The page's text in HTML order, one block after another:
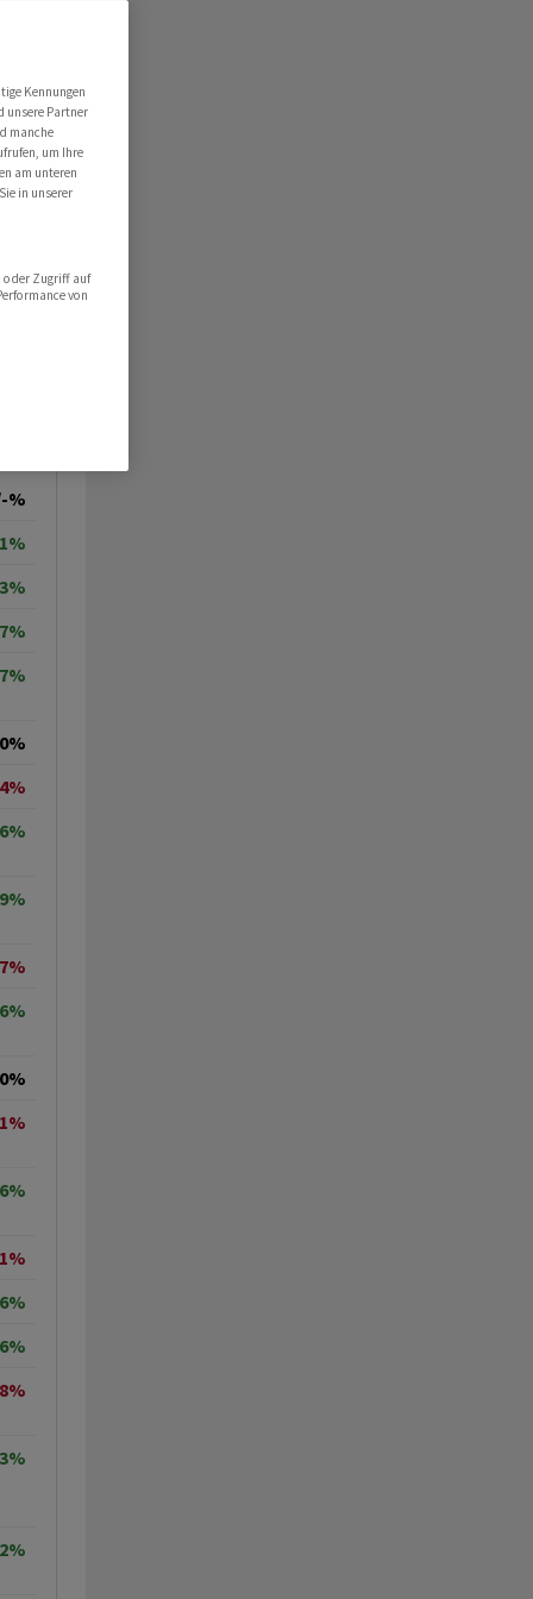
%
Kennungen
unsere Partner
manche
um Ihre
am unteren
in unserer
oder Zugriff auf
von